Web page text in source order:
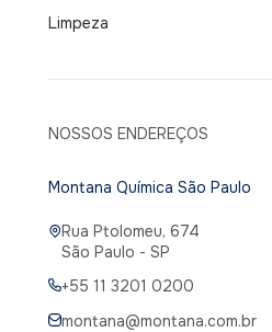
Limpeza
NOSSOS ENDEREÇOS
Montana Química São Paulo
Rua Ptolomeu, 674
São Paulo - SP
+55 11 3201 0200
montana@montana.com.br